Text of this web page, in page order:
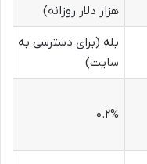
هزار دلار روزانه)
بله (برای دسترسی به
سایت)
۰.۲%